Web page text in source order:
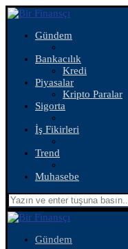
Gündem
Bankacılık
Kredi
Piyasalar
Kripto Paralar
Sigorta
İş Fikirleri
Trend
Muhasebe
Gündem